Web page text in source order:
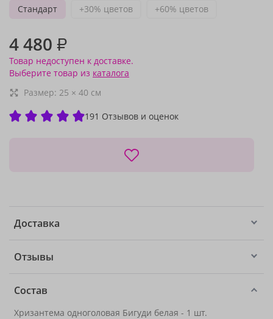
Стандарт
+30% цветов +60% цветов
4 480 ₽
Товар недоступен к доставке.
Выберите товар из каталога
Размер: 25 × 40 см
191 Отзывов и оценок
Доставка
Отзывы
Состав
Хризантема одноголовая Бигуди белая - 1 шт.